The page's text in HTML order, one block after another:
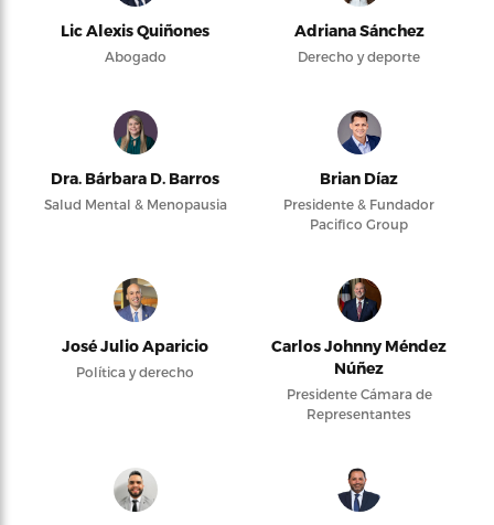
Lic Alexis Quiñones
Abogado
Adriana Sánchez
Derecho y deporte
Dra. Bárbara D. Barros
Salud Mental & Menopausia
Brian Díaz
Presidente & Fundador
Pacifico Group
José Julio Aparicio
Política y derecho
Carlos Johnny Méndez
Núñez
Presidente Cámara de
Representantes